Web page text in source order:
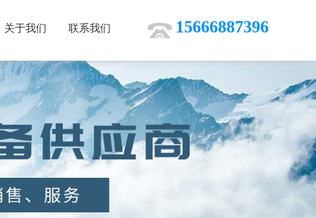
15666887396
关于我们 联系我们